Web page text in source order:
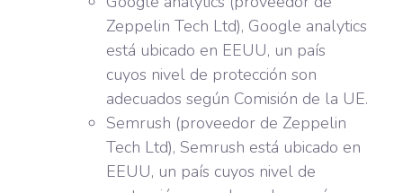
Zeppelin Tech Ltd), Google analytics
está ubicado en EEUU, un país
cuyos nivel de protección son
adecuados según Comisión de la UE.
Semrush (proveedor de Zeppelin
Tech Ltd), Semrush está ubicado en
EEUU, un país cuyos nivel de